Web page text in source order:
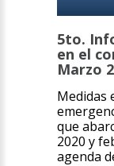
5to.
en el
Marzo
Medidas
que
2020 y
agenda